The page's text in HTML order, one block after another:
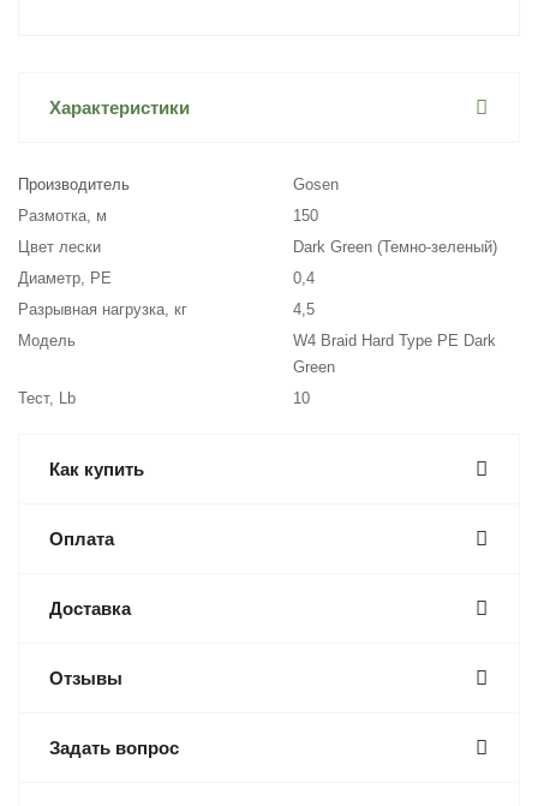
Характеристики
Производитель
Gosen
Размотка, м
150
Цвет лески
Dark Green (Темно-зеленый)
Диаметр, PE
0,4
Разрывная нагрузка, кг
4,5
Модель
W4 Braid Hard Type PE Dark
Green
Тест, Lb
10
Как купить
Оплата
Доставка
Отзывы
Задать вопрос